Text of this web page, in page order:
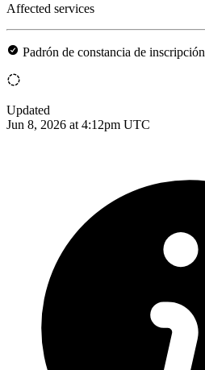
Affected services
Padrón de constancia de inscripción
Updated
Jun 8, 2026 at 4:12pm UTC